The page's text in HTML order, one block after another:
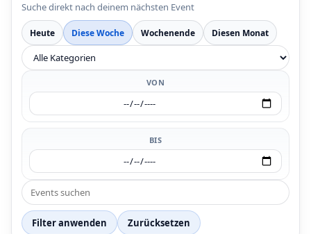
Suche direkt nach deinem nächsten Event
Heute Diese Woche Wochenende Diesen Monat
VON
BIS
Filter anwenden Zurücksetzen